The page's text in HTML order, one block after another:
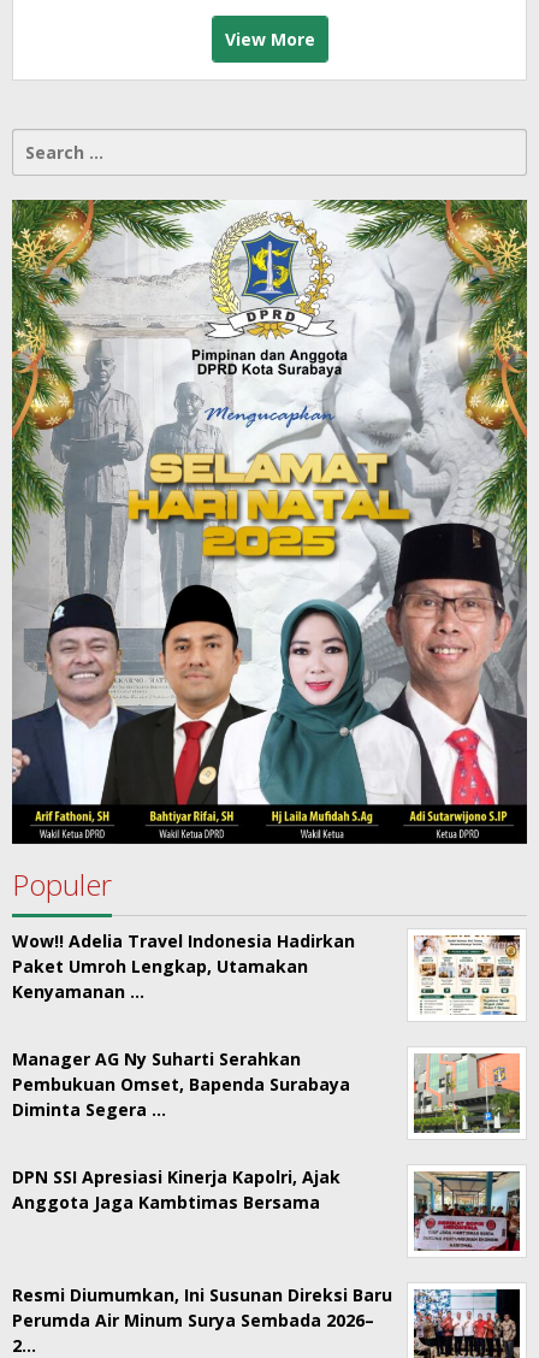
View More
for:
Populer
Wow!! Adelia Travel Indonesia Hadirkan
Paket Umroh Lengkap, Utamakan
Kenyamanan …
Manager AG Ny Suharti Serahkan
Pembukuan Omset, Bapenda Surabaya
Diminta Segera …
DPN SSI Apresiasi Kinerja Kapolri, Ajak
Anggota Jaga Kambtimas Bersama
Resmi Diumumkan, Ini Susunan Direksi Baru
Perumda Air Minum Surya Sembada 2026–
2…